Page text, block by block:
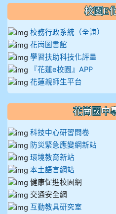
校園E
校務行政系統（全誼）
花崗圖書館
學習扶助科技化評量
『花蓮e校園』APP
花蓮親師生平台
花崗國中
科技中心研習問卷
防災緊急應變網新站
環境教育新站
本土語言網站
健康促進校園網
交通安全網
互動教具研究室